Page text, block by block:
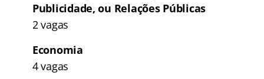
Publicidade, ou Relações Públicas
2 vagas
Economia
4 vagas